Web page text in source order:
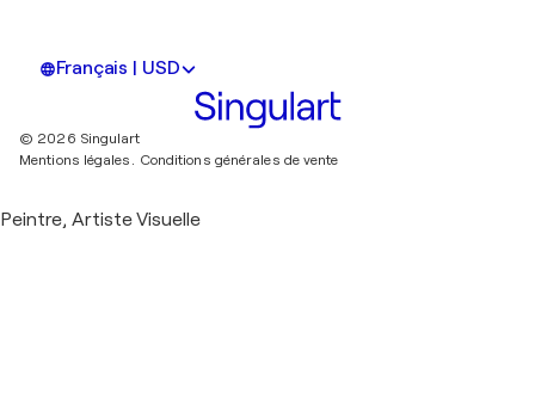
Français | USD
© 2026 Singulart
Mentions légales. Conditions générales de vente
Peintre, Artiste Visuelle